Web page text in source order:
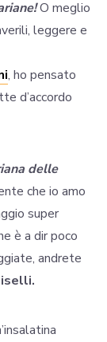
O meglio
leggere e
, ho pensato
d’accordo
delle
che io amo
super
è a dir poco
andrete